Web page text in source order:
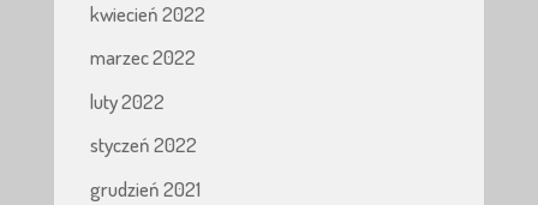
kwiecień 2022
marzec 2022
luty 2022
styczeń 2022
grudzień 2021